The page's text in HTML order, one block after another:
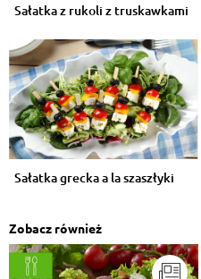
Sałatka z rukoli z truskawkami
Sałatka grecka a la szaszłyki
Zobacz również